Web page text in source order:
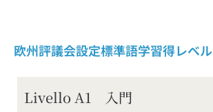
欧州評議会設定標準語学習得レベル
Livello A1 入門